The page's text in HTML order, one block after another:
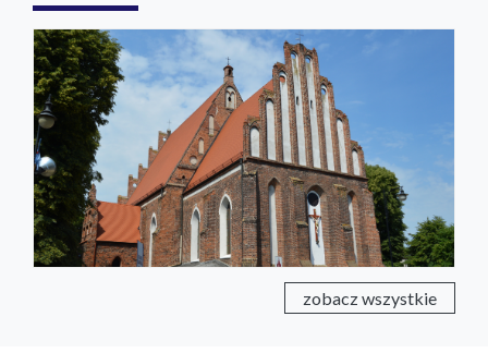
zobacz wszystkie